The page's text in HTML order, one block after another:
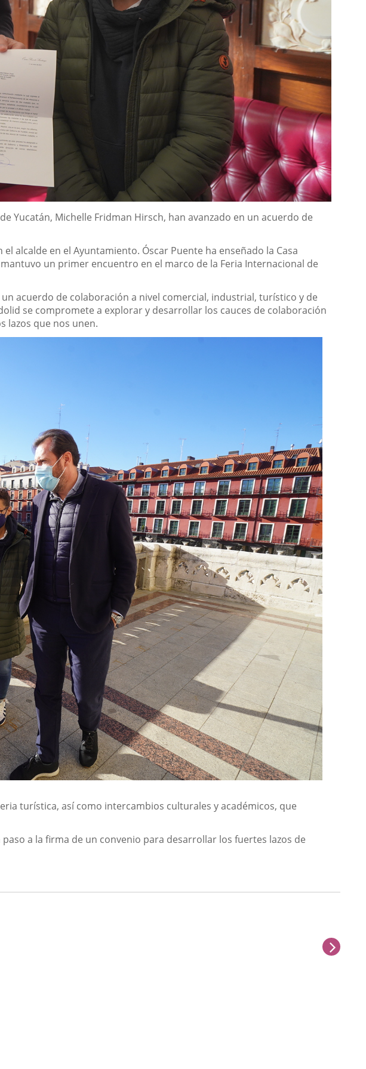
Yucatán, Michelle Fridman Hirsch, han avanzado en un acuerdo de
alcalde en el Ayuntamiento. Óscar Puente ha enseñado la Casa
un primer encuentro en el marco de la Feria Internacional de
acuerdo de colaboración a nivel comercial, industrial, turístico y de
se compromete a explorar y desarrollar los cauces de colaboración
lazos que nos unen.
turística, así como intercambios culturales y académicos, que
a la firma de un convenio para desarrollar los fuertes lazos de